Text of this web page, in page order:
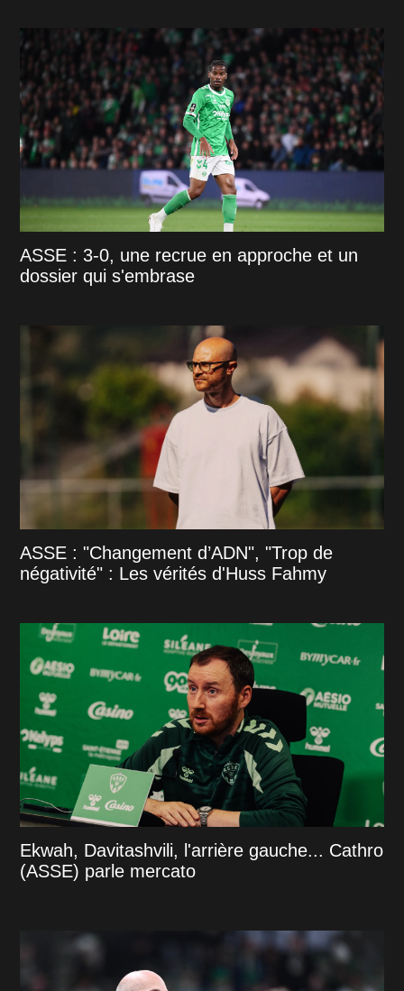
ASSE : 3-0, une recrue en approche et un
dossier qui s'embrase
ASSE : "Changement d’ADN", "Trop de
négativité" : Les vérités d'Huss Fahmy
Ekwah, Davitashvili, l'arrière gauche... Cathro
(ASSE) parle mercato